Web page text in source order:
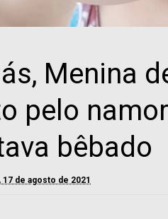
Menina
pelo
bêbado
de agosto de 2021